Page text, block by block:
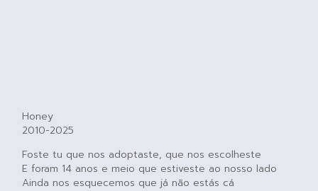
Honey
2010-2025
Foste tu que nos adoptaste, que nos escolheste
E foram 14 anos e meio que estiveste ao nosso lado
Ainda nos esquecemos que já não estás cá